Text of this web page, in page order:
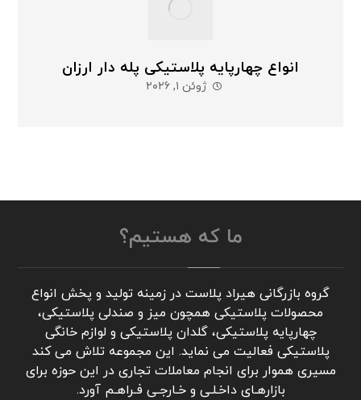
انواع چهارپایه پلاستیکی پله دار ارزان
ژوئن ۱, ۲۰۲۶
ما که هستیم؟
گروه بازرگانی هیراد پلاست در زمینه تولید و پخش انواع
محصولات پلاستیکی همچون میز و صندلی پلاستیکی،
چهارپایه پلاستیکی، گلدان پلاستیکی و لوازم خانگی
پلاستیکی فعالیت می نماید. این مجموعه تلاش می کند
مسیری هموار برای انجام معاملات تجاری در این حوزه برای
بازارهـای داخـلـی و خـارجـی فـراهـم آورد.